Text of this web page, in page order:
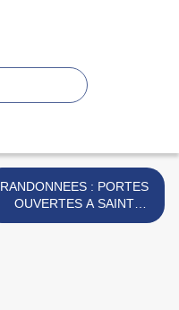
RANDONNEES : PORTES
OUVERTES A SAINT
MEDARD >